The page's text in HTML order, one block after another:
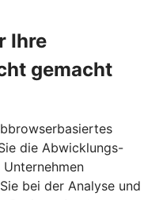
Ihre
gemacht
die Abwicklungs-
bei der Analyse und